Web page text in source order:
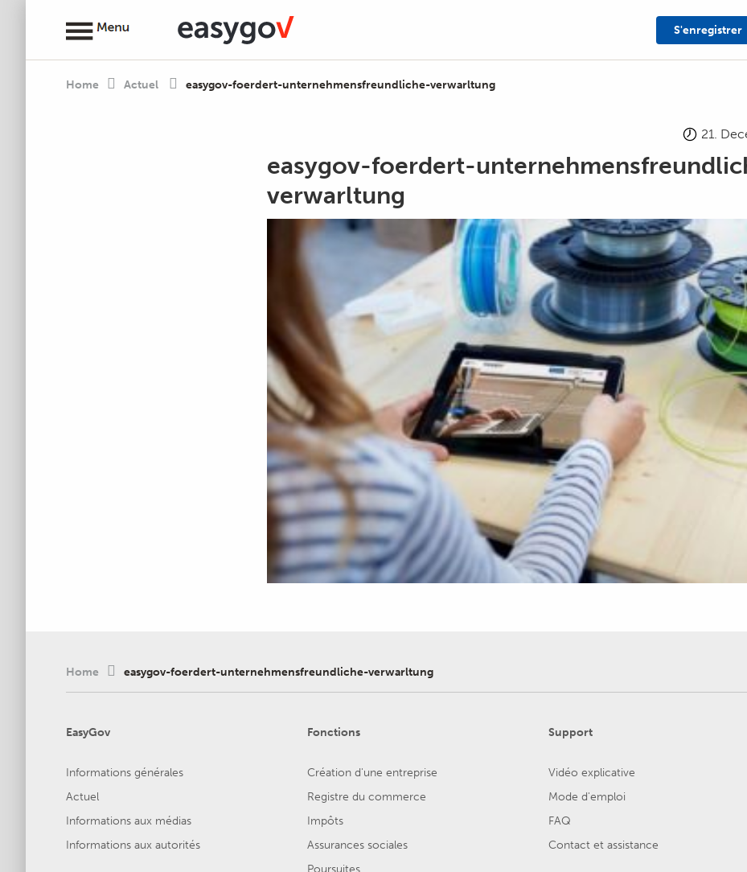
S'enregistrer
Home Actuel easygov-foerdert-unternehmensfreundliche-verwarltung
21.
easygov-foerdert-
verwarltung
Home easygov-foerdert-unternehmensfreundliche-verwarltung
EasyGov
Informations générales
Actuel
Informations aux médias
Informations aux autorités
Fonctions
Création d'une entreprise
Registre du commerce
Impôts
Assurances sociales
Support
Vidéo explicative
Mode d'emploi
FAQ
Contact et assistance